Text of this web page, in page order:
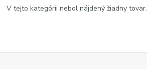
V tejto kategórii nebol nájdený žiadny tovar.